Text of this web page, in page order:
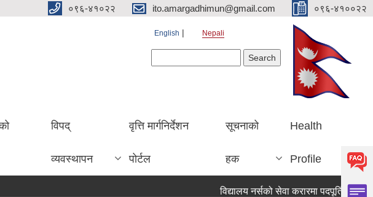
०९६-४१०२२ ito.amargadhimun@gmail.com ०९६-४१००२२
English Nepali
विपद्
व्यवस्थापन
वृत्ति मार्गनिर्देशन
पोर्टल
सूचनाको
हक
Health
Profile
विद्यालय नर्सको सेवा करारमा पदपूर्ति गर्ने